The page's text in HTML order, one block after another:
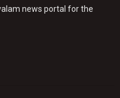
news portal for the